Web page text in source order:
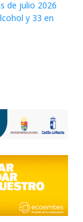
de julio 2026
y 33 en